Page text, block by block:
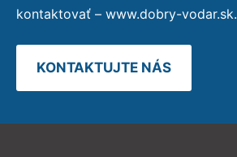
kontaktovať – www.dobry-vodar.sk.
KONTAKTUJTE NÁS